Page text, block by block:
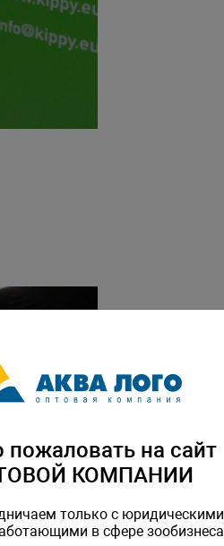
пожаловать на сайт
КОМПАНИИ
только с юридическими
в сфере зообизнеса